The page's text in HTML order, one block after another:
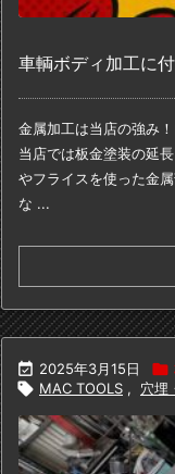
車輌ボディ加工に
金属加工は当店の強み！
当店では板金塗装の延
やフライスを使った金
な ...
 2025年3月15日 
 MAC TOOLS , 穴埋